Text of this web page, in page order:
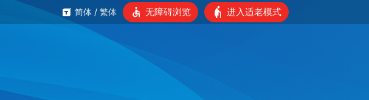
简体 / 繁体 无障碍浏览 进入适老模式